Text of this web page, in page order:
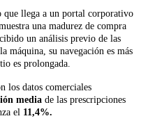
que llega a un portal corporativo
una madurez de compra
un análisis previo de las
máquina, su navegación es más
es prolongada.
los datos comerciales
media de las prescripciones
el 11,4%.